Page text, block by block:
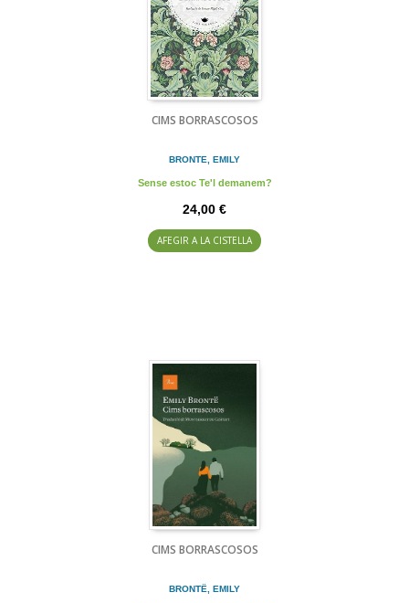
CIMS BORRASCOSOS
BRONTE, EMILY
Sense estoc Te'l demanem?
24,00 €
AFEGIR A LA CISTELLA
CIMS BORRASCOSOS
BRONTË, EMILY